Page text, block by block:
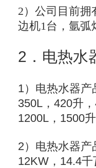
2）公司目前拥
边机1台，氩弧
2 ．电热
1）电热水器产
350L ， 420升 ，
1200L ， 1500升
2）电热水器产
12KW ， 14.4千